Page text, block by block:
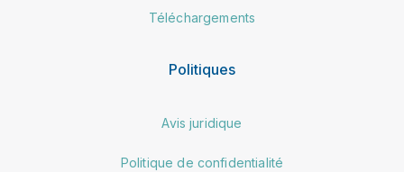
Téléchargements
Politiques
Avis juridique
Politique de confidentialité